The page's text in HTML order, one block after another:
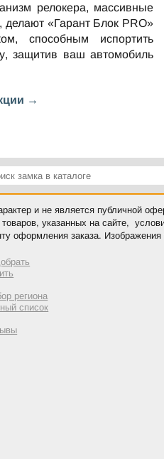
релокера, массивные
«Гарант Блок PRO»
способным испортить
защитив ваш автомобиль
→
и не является публичной
указанных на сайте,
оформления заказа.
региона
список